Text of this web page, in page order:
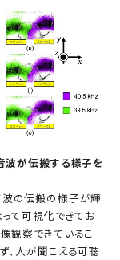
が伝搬する様子を
の伝搬の様子が輝
て可視化できてお
観察できているこ
、人が聞こえる可聴